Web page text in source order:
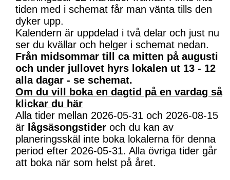
tiden med i schemat får man vänta tills den
dyker upp.
Kalendern är uppdelad i två delar och just nu
ser du kvällar och helger i schemat nedan.
Från midsommar till ca mitten på augusti
och under jullovet hyrs lokalen ut 13 - 12
alla dagar - se schemat.
Om du vill boka en dagtid på en vardag så
klickar du här
Alla tider mellan 2026-05-31 och 2026-08-15
är lågsäsongstider och du kan av
planeringsskäl inte boka lokalerna för denna
period efter 2026-05-31. Alla övriga tider går
att boka när som helst på året.